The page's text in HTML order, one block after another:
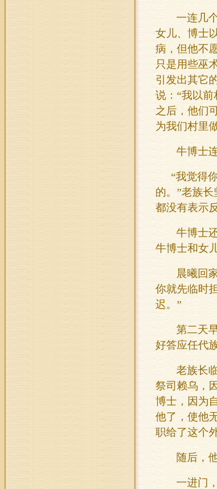
一连几
女儿、博士
病，但他不
只是用些巫
引发出其它
说： “我以前
之后，他们
为我们村里
牛博士
“我觉得
的。 ”老族长
都没有表示
牛博士
牛博士和女
晨曦回
你就先临时
迟。”
第二天
好答应任代
老族长
祭司赖乌，
博士，因为
他了，使他
职给了这个
随后，
一进门